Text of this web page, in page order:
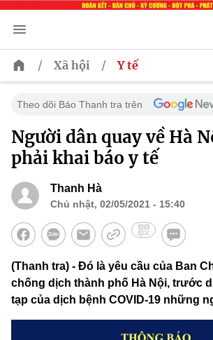
/ Xã hội / Y tế
Theo dõi Báo Thanh tra trên
Người dân quay về Hà
phải khai báo y tế
Thanh Hà
Chủ nhật, 02/05/2021 - 15:40
(Thanh tra) - Đó là yêu cầu của Ban
chống dịch thành phố Hà Nội, trước
tạp của dịch bệnh COVID-19 những